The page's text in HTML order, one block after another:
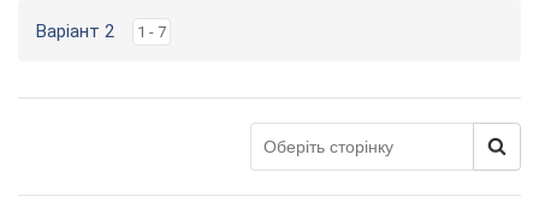
Варіант 2 1 - 7